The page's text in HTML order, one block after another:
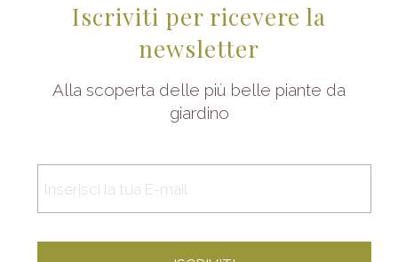
Iscriviti per ricevere la
newsletter
Alla scoperta delle più belle piante da
giardino